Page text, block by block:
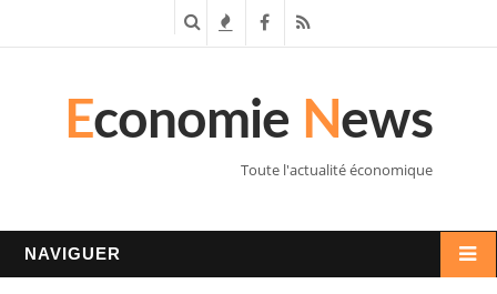
c n
F
c
R
S
Economie News
Toute l'actualité économique
NAVIGUER